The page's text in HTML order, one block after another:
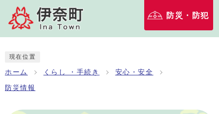
防災・防犯
現在位置
ホーム くらし ・手続き 安心・安全
防災情報